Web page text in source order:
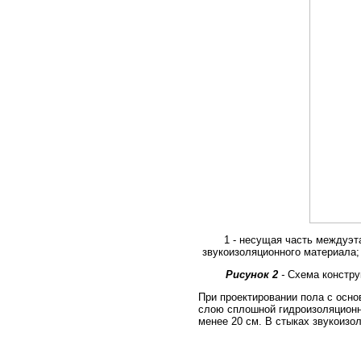
1 - несущая часть
звукоизоляционного
Рисунок 2- Схема
При проектировании пола с
слою сплошной
менее 20 см. В стыках